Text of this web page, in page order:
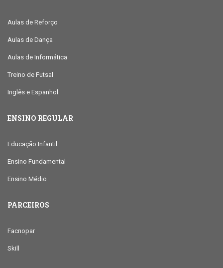
Aulas de Reforço
Aulas de Dança
Aulas de Informática
Treino de Futsal
Inglês e Espanhol
ENSINO REGULAR
Educação Infantil
Ensino Fundamental
Ensino Médio
PARCEIROS
Facnopar
Skill